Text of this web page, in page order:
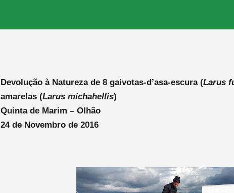
Devolução à Natureza de 8 gaivotas-d’asa-escura (Larus
amarelas (Larus michahellis)
Quinta de Marim – Olhão
24 de Novembro de 2016